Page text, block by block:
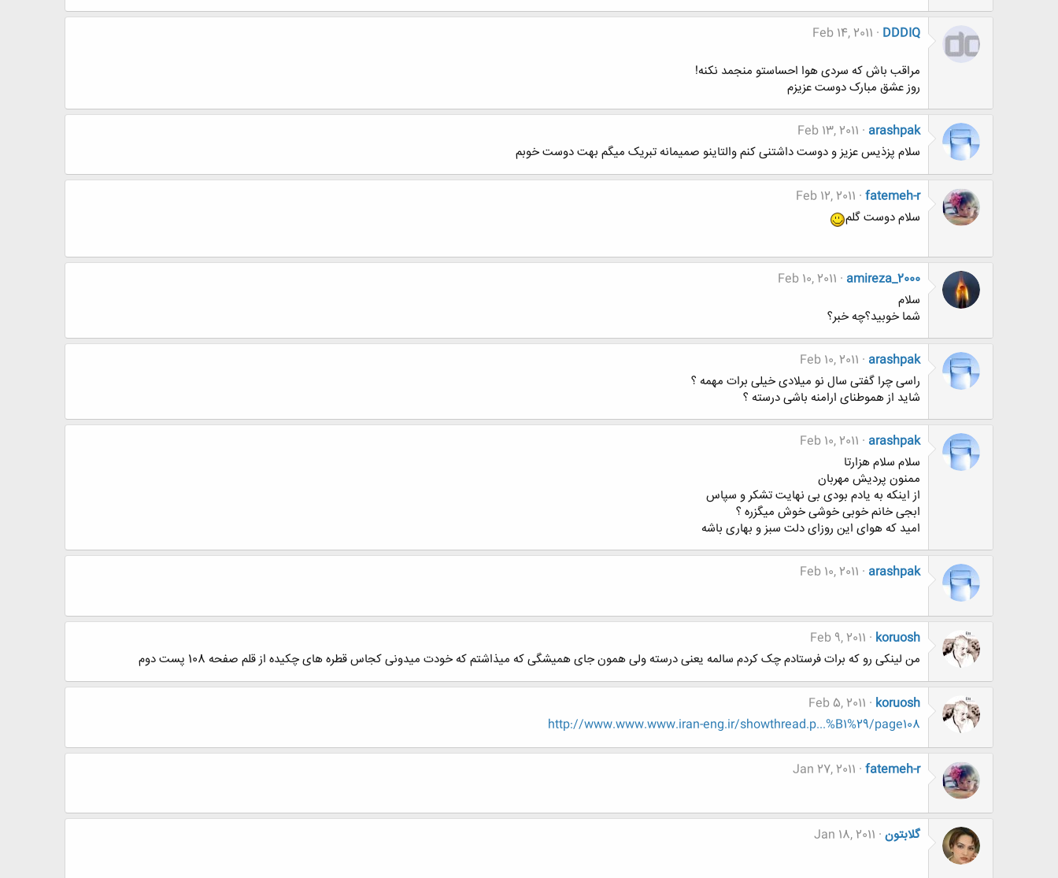
DDDIQ
Feb 14, 2011
مراقب باش که سردی هوا احساستو منجمد نکنه!
روز عشق مبارک دوست عزیزم
arashpak
Feb 13, 2011
سلام پزذیس عزیز و دوست داشتنی کنم والتاینو صمیمانه تبریک میگم بهت دوست خوبم
fatemeh-r
Feb 12, 2011
سلام دوست گلم
amireza_2000
Feb 10, 2011
سلام
شما خوبید؟چه خبر؟
arashpak
Feb 10, 2011
راسی چرا گفتی سال نو میلادی خیلی برات مهمه ؟
شاید از هموطنای ارامنه باشی درسته ؟
arashpak
Feb 10, 2011
سلام سلام هزارتا
ممنون پردیش مهربان
از اینکه به یادم بودی بی نهایت تشکر و سپاس
ابجی خانم خوبی خوشی خوش میگزره ؟
امید که هوای این روزای دلت سبز و بهاری باشه
arashpak
Feb 10, 2011
koruosh
Feb 9, 2011
من لینکی رو که برات فرستادم چک کردم سالمه یعنی درسته ولی همون جای همیشگی که میذاشتم که خودت میدونی کجاس قطره های چکیده از قلم صفحه 108 پست دوم
koruosh
Feb 5, 2011
http://www.www.www.iran-eng.ir/showthread.p...%B1%29/page108
fatemeh-r
Jan 27, 2011
گلابتون Jan 18, 2011